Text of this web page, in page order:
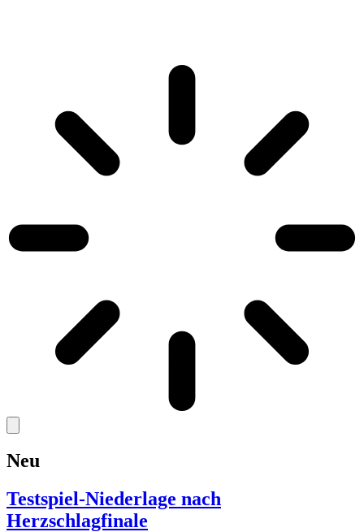
Neu
Testspiel-Niederlage nach
Herzschlagfinale